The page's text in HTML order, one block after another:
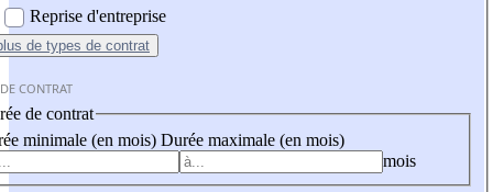
Reprise d'entreprise
de types de contrat
CONTRAT
de contrat
minimale (en mois) Durée maximale (en mois)
mois